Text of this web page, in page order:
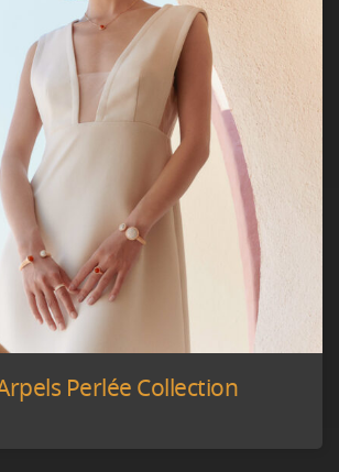
Perlée Collection